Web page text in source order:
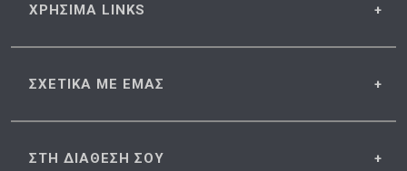
ΧΡΗΣΙΜΑ LINKS
ΣΧΕΤΙΚΑ ΜΕ ΕΜΑΣ
ΣΤΗ ΔΙΑΘΕΣΗ ΣΟΥ